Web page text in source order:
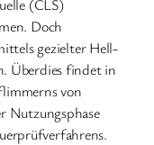
(CLS)
Doch
gezielter Hell-
Überdies findet in
von
Nutzungsphase